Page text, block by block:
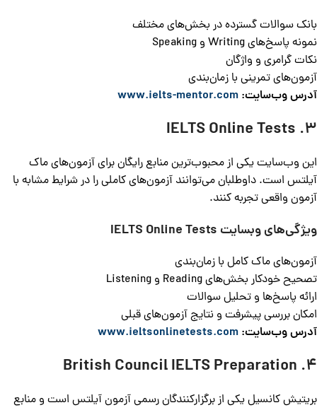
بانک سوالات گسترده در بخش‌های مختلف
نمونه پاسخ‌های Writing و Speaking
نکات گرامری و واژگان
آزمون‌های تمرینی با زمان‌بندی
آدرس وب‌سایت: www.ielts-mentor.com
3. IELTS Online Tests
این وب‌سایت یکی از محبوب‌ترین منابع رایگان برای آزمون‌های ماک
آیلتس است. داوطلبان می‌توانند آزمون‌های کاملی را در شرایط مشابه با
آزمون واقعی تجربه کنند.
ویژگی‌های وبسایت IELTS Online Tests
آزمون‌های ماک کامل با زمان‌بندی
تصحیح خودکار بخش‌های Reading و Listening
ارائه پاسخ‌ها و تحلیل سوالات
امکان بررسی پیشرفت و نتایج آزمون‌های قبلی
آدرس وب‌سایت: www.ieltsonlinetests.com
4. British Council IELTS Preparation
بریتیش کانسیل یکی از برگزارکنندگان رسمی آزمون آیلتس است و منابع